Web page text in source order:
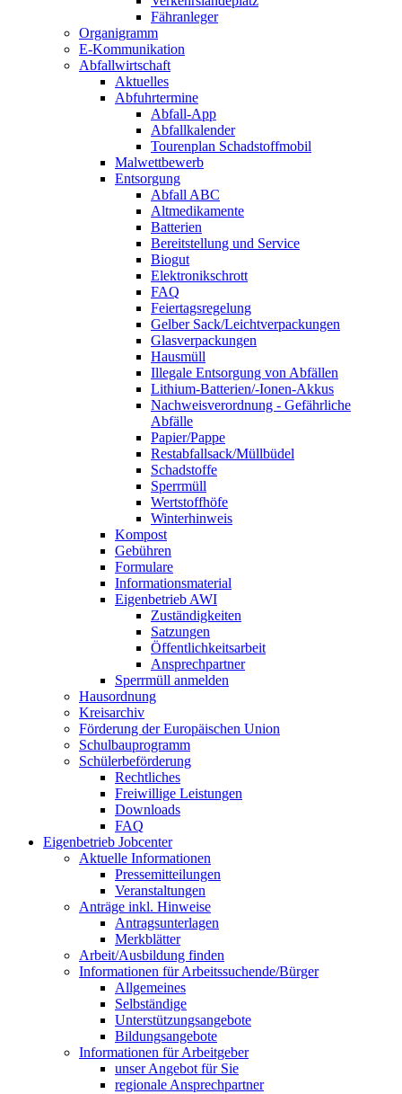
Fähranleger
Organigramm
E-Kommunikation
Abfallwirtschaft
Aktuelles
Abfuhrtermine
Abfall-App
Abfallkalender
Tourenplan Schadstoffmobil
Malwettbewerb
Entsorgung
Abfall ABC
Altmedikamente
Batterien
Bereitstellung und Service
Biogut
Elektronikschrott
FAQ
Feiertagsregelung
Gelber Sack/Leichtverpackungen
Glasverpackungen
Hausmüll
Illegale Entsorgung von Abfällen
Lithium-Batterien/-Ionen-Akkus
Nachweisverordnung - Gefährliche
Abfälle
Papier/Pappe
Restabfallsack/Müllbüdel
Schadstoffe
Sperrmüll
Wertstoffhöfe
Winterhinweis
Kompost
Gebühren
Formulare
Informationsmaterial
Eigenbetrieb AWI
Zuständigkeiten
Satzungen
Öffentlichkeitsarbeit
Ansprechpartner
Sperrmüll anmelden
Hausordnung
Kreisarchiv
Förderung der Europäischen Union
Schulbauprogramm
Schülerbeförderung
Rechtliches
Freiwillige Leistungen
Downloads
FAQ
Eigenbetrieb Jobcenter
Aktuelle Informationen
Pressemitteilungen
Veranstaltungen
Anträge inkl. Hinweise
Antragsunterlagen
Merkblätter
Arbeit/Ausbildung finden
Informationen für Arbeitssuchende/Bürger
Allgemeines
Selbständige
Unterstützungs­angebote
Bildungsangebote
Informationen für Arbeitgeber
unser Angebot für Sie
regionale Ansprechpartner